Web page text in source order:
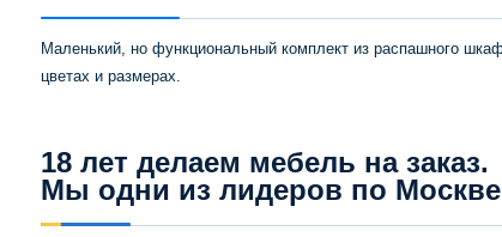
Маленький, но функциональный комплект из распашного
цветах и размерах.
18 лет делаем мебель на заказ.
Мы одни из лидеров по